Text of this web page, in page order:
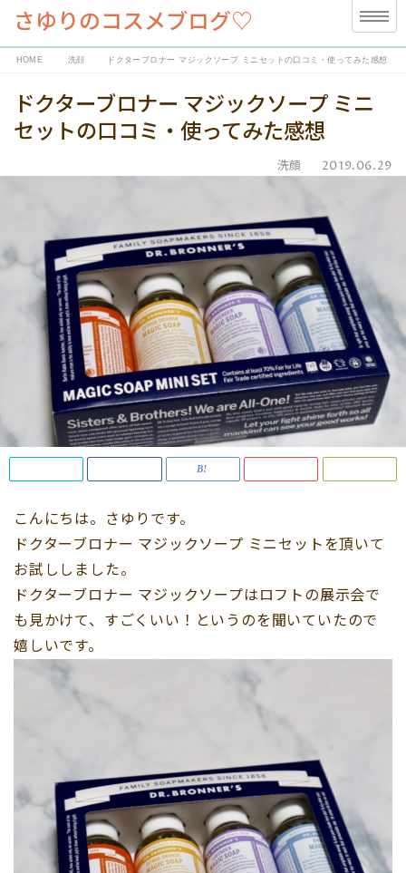
さゆりのコスメブログ♡
HOME 洗顔 ドクターブロナー マジックソープ ミニセットの口コミ・使ってみた感想
ドクターブロナー マジックソープ ミニ
セットの口コミ・使ってみた感想
洗顔 2019.06.29
こんにちは。さゆりです。
ドクターブロナー マジックソープ ミニセットを頂いて
お試ししました。
ドクターブロナー マジックソープはロフトの展示会で
も見かけて、すごくいい！というのを聞いていたので
嬉しいです。